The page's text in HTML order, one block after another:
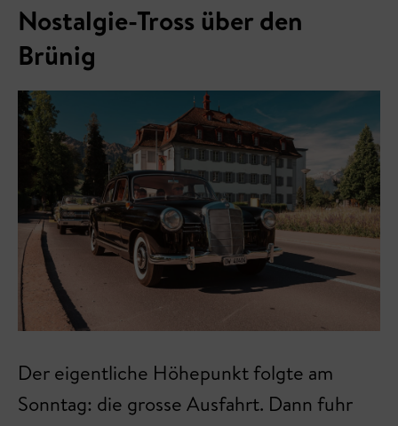
Nostalgie-Tross über den
Brünig
Der eigentliche Höhepunkt folgte am
Sonntag: die grosse Ausfahrt. Dann fuhr